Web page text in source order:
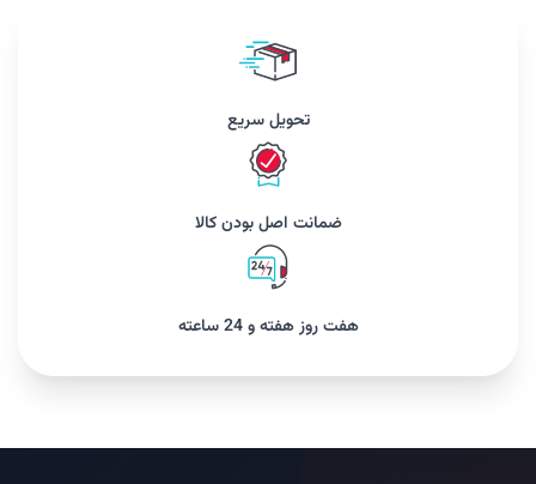
تحویل سریع
ضمانت اصل بودن کالا
هفت روز هفته و 24 ساعته